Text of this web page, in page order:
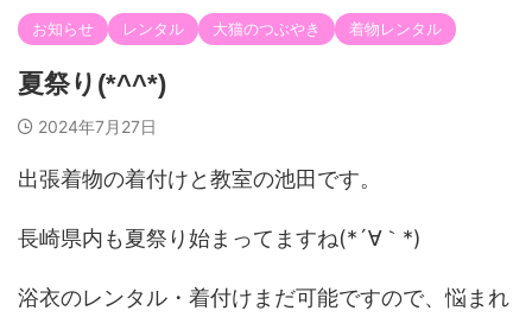
お知らせ レンタル 大猫のつぶやき 着物レンタル
夏祭り(*^^*)
2024年7月27日
出張着物の着付けと教室の池田です。
長崎県内も夏祭り始まってますね(*´∀｀*)
浴衣のレンタル・着付けまだ可能ですので、悩まれ